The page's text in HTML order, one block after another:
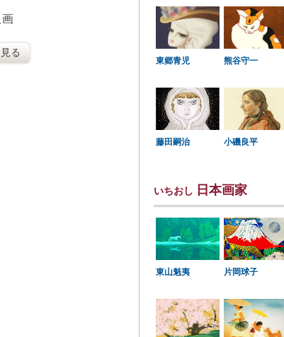
る
東郷青児 熊谷守一
藤田嗣治 小磯良平
いちおし 日本画家
東山魁夷 片岡球子